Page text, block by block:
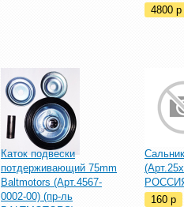
4800 p
Каток подвески
потдерживающий 75mm
Baltmotors (Арт.4567-
0002-00) (пр-ль
160 p